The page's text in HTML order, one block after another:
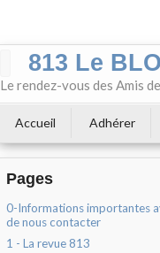
813 Le
Le rendez-vous des Amis
Accueil Adhérer
Pages
0-Informations importantes
de nous contacter
1 - La revue 813